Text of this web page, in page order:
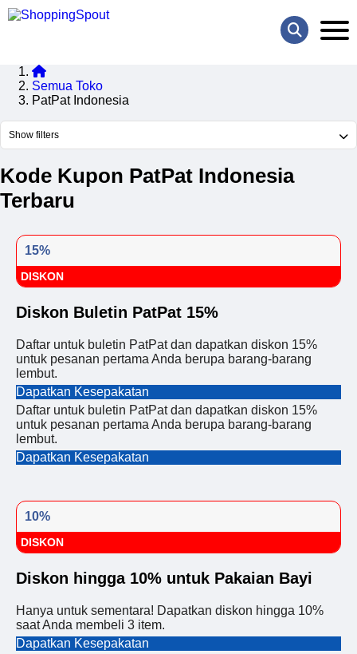
Semua Toko
PatPat Indonesia
Show filters
Kode Kupon PatPat Indonesia
Terbaru
15%
DISKON
Diskon Buletin PatPat 15%
Daftar untuk buletin PatPat dan dapatkan diskon 15%
untuk pesanan pertama Anda berupa barang-barang
lembut.
Dapatkan Kesepakatan
Daftar untuk buletin PatPat dan dapatkan diskon 15%
untuk pesanan pertama Anda berupa barang-barang
lembut.
Dapatkan Kesepakatan
10%
DISKON
Diskon hingga 10% untuk Pakaian Bayi
Hanya untuk sementara! Dapatkan diskon hingga 10%
saat Anda membeli 3 item.
Dapatkan Kesepakatan